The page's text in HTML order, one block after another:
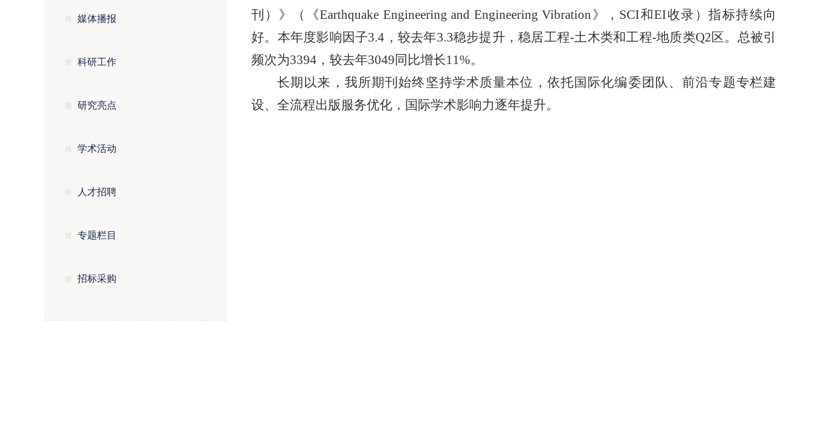
媒体播报
科研工作
研究亮点
学术活动
人才招聘
专题栏目
招标采购
刊）》（《Earthquake Engineering and Engineering Vibration》，SCI和EI收录）指标持续向
好。本年度影响因子3.4，较去年3.3稳步提升，稳居工程-土木类和工程-地质类Q2区。总被引
频次为3394，较去年3049同比增长11%。
长期以来，我所期刊始终坚持学术质量本位，依托国际化编委团队、前沿专题专栏建
设、全流程出版服务优化，国际学术影响力逐年提升。